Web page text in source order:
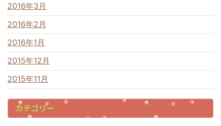
2016年3月
2016年2月
2016年1月
2015年12月
2015年11月
カテゴリー